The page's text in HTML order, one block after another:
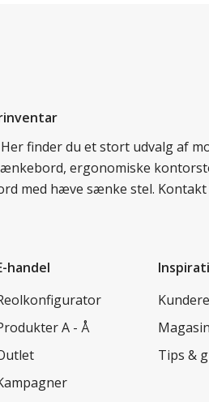
finder du et stort udvalg af
ergonomiske
med hæve sænke stel.
handel
A - Å
Magasin
Tips &